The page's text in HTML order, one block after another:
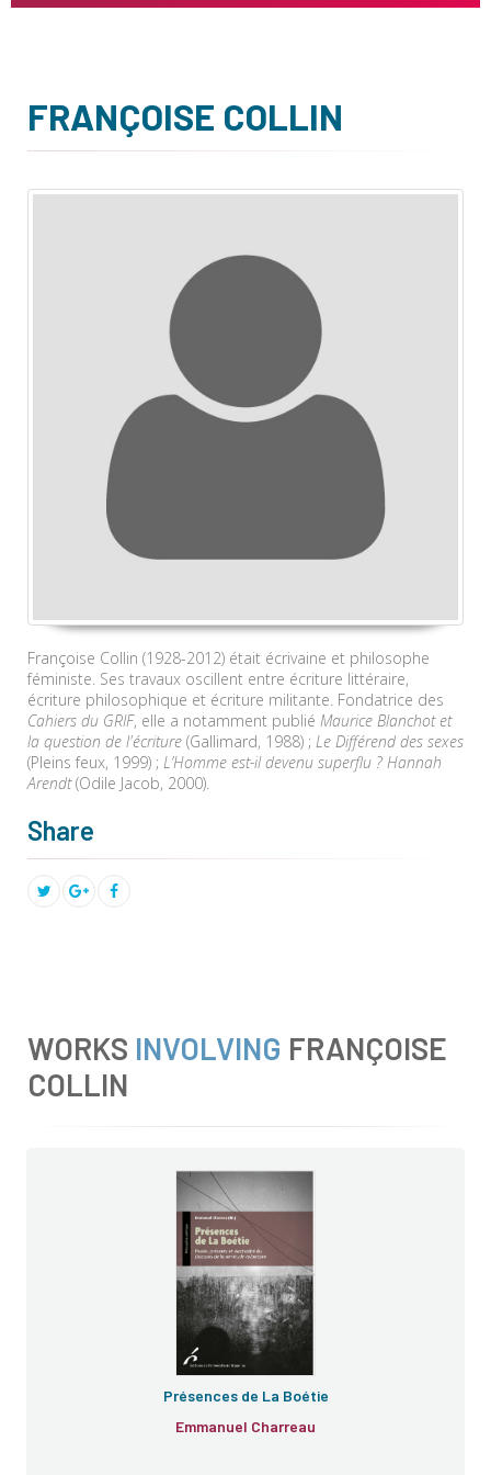
FRANÇOISE COLLIN
Françoise Collin (1928-2012) était écrivaine et philosophe
féministe. Ses travaux oscillent entre écriture littéraire,
écriture philosophique et écriture militante. Fondatrice des
Cahiers du GRIF, elle a notamment publié Maurice Blanchot et
la question de l'écriture (Gallimard, 1988) ; Le Différend des sexes
(Pleins feux, 1999) ; L’Homme est-il devenu superflu ? Hannah
Arendt(Odile Jacob, 2000).
Share
WORKS INVOLVING FRANÇOISE
COLLIN
Présences de La Boétie
Emmanuel Charreau